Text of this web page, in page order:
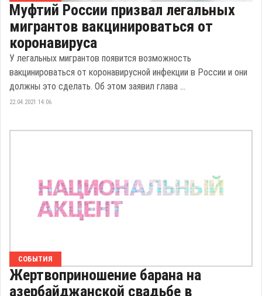
Муфтий России призвал легальных
мигрантов вакцинироваться от
коронавируса
У легальных мигрантов появится возможность
вакцинироваться от коронавирусной инфекции в России и они
должны это сделать. Об этом заявил глава ...
22.04.2021 14:06
СОБЫТИЯ
Жертвоприношение барана на
азербайджанской свадьбе в